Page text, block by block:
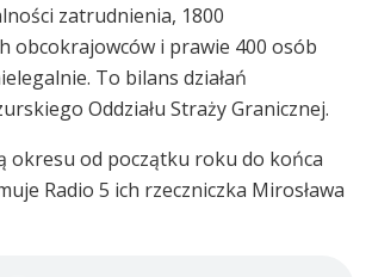
zatrudnienia, 1800
obcokrajowców i prawie 400 osób
To bilans działań
Oddziału Straży Granicznej.
okresu od początku roku do końca
Radio 5 ich rzeczniczka Mirosława